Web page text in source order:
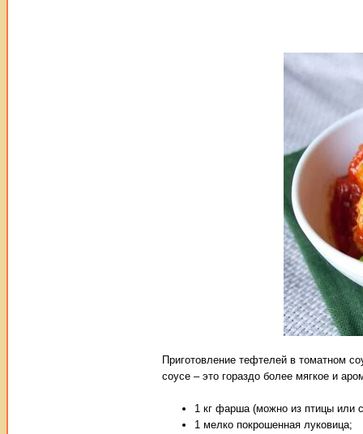
Приготовление тефтелей в томатном
соусе – это гораздо более мягкое и
1 кг фарша (можно из птицы или
1 мелко покрошенная луковица;